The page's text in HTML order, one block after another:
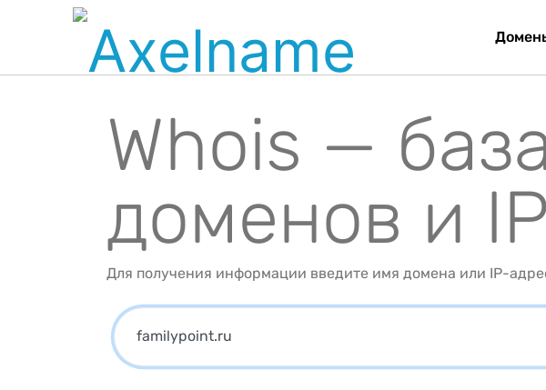
Whois —
доменов и
Для получения информации введите имя домена или IP-